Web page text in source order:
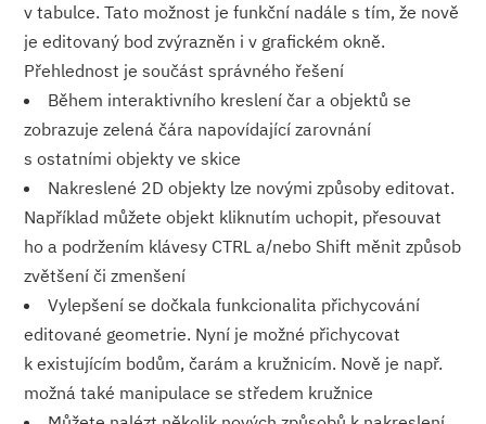
v tabulce. Tato možnost je funkční nadále s tím, že nově
je editovaný bod zvýrazněn i v grafickém okně.
Přehlednost je součást správného řešení
Během interaktivního kreslení čar a objektů se
zobrazuje zelená čára napovídající zarovnání
s ostatními objekty ve skice
Nakreslené 2D objekty lze novými způsoby editovat.
Například můžete objekt kliknutím uchopit, přesouvat
ho a podržením klávesy CTRL a/nebo Shift měnit způsob
zvětšení či zmenšení
Vylepšení se dočkala funkcionalita přichycování
editované geometrie. Nyní je možné přichycovat
k existujícím bodům, čarám a kružnicím. Nově je např.
možná také manipulace se středem kružnice